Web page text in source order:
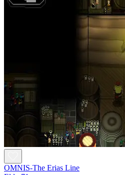
OMNIS-The Erias Line